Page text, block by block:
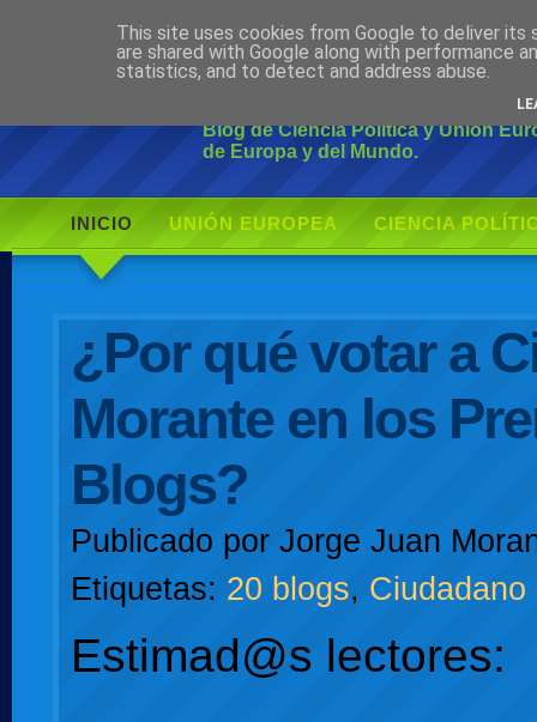
Ciudadano
Blog de Ciencia Política y Unión
de Europa y del Mundo.
INICIO UNIÓN EUROPEA CIENCIA
¿Por qué votar a
Morante en los
Blogs?
Publicado por Jorge Juan
Etiquetas: 20 blogs, Ciudadano
Estimad@s lectores:
This site uses cookies from Google to deliver its
are shared with Google along with performance
statistics, and to detect and address abuse.